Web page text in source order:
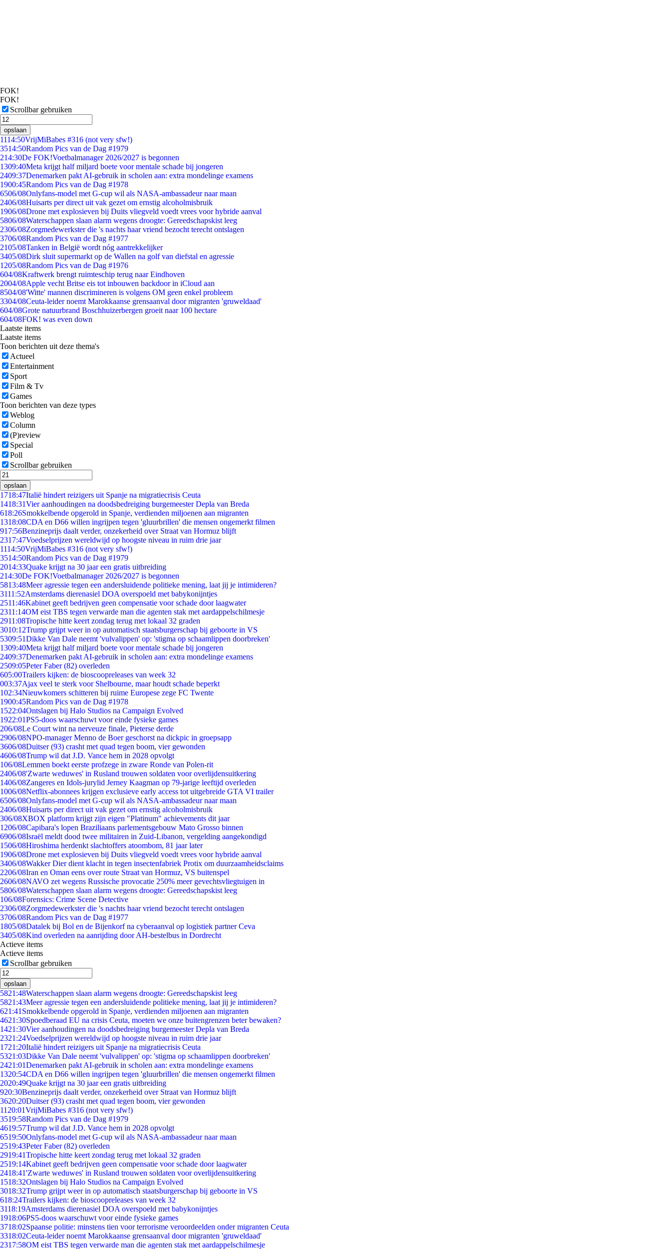
FOK!
FOK!
Scrollbar gebruiken
opslaan
1114:50VrijMiBabes #316 (not very sfw!)
3514:50Random Pics van de Dag #1979
214:30De FOK!Voetbalmanager 2026/2027 is begonnen
1309:40Meta krijgt half miljard boete voor mentale schade bij jongeren
2409:37Denemarken pakt AI-gebruik in scholen aan: extra mondelinge examens
1900:45Random Pics van de Dag #1978
6506/08Onlyfans-model met G-cup wil als NASA-ambassadeur naar maan
2406/08Huisarts per direct uit vak gezet om ernstig alcoholmisbruik
1906/08Drone met explosieven bij Duits vliegveld voedt vrees voor hybride aanval
5806/08Waterschappen slaan alarm wegens droogte: Gereedschapskist leeg
2306/08Zorgmedewerkster die 's nachts haar vriend bezocht terecht ontslagen
3706/08Random Pics van de Dag #1977
2105/08Tanken in België wordt nóg aantrekkelijker
3405/08Dirk sluit supermarkt op de Wallen na golf van diefstal en agressie
1205/08Random Pics van de Dag #1976
604/08Kraftwerk brengt ruimteschip terug naar Eindhoven
2004/08Apple vecht Britse eis tot inbouwen backdoor in iCloud aan
8504/08'Witte' mannen discrimineren is volgens OM geen enkel probleem
3304/08Ceuta-leider noemt Marokkaanse grensaanval door migranten 'gruweldaad'
604/08Grote natuurbrand Boschhuizerbergen groeit naar 100 hectare
604/08FOK! was even down
Laatste items
Laatste items
Toon berichten uit deze thema's
Actueel
Entertainment
Sport
Film & Tv
Games
Toon berichten van deze types
Weblog
Column
(P)review
Special
Poll
Scrollbar gebruiken
opslaan
1718:47Italië hindert reizigers uit Spanje na migratiecrisis Ceuta
1418:31Vier aanhoudingen na doodsbedreiging burgemeester Depla van Breda
618:26Smokkelbende opgerold in Spanje, verdienden miljoenen aan migranten
1318:08CDA en D66 willen ingrijpen tegen 'gluurbrillen' die mensen ongemerkt filmen
917:56Benzineprijs daalt verder, onzekerheid over Straat van Hormuz blijft
2317:47Voedselprijzen wereldwijd op hoogste niveau in ruim drie jaar
1114:50VrijMiBabes #316 (not very sfw!)
3514:50Random Pics van de Dag #1979
2014:33Quake krijgt na 30 jaar een gratis uitbreiding
214:30De FOK!Voetbalmanager 2026/2027 is begonnen
5813:48Meer agressie tegen een andersluidende politieke mening, laat jij je intimideren?
3111:52Amsterdams dierenasiel DOA overspoeld met babykonijntjes
2511:46Kabinet geeft bedrijven geen compensatie voor schade door laagwater
2311:14OM eist TBS tegen verwarde man die agenten stak met aardappelschilmesje
2911:08Tropische hitte keert zondag terug met lokaal 32 graden
3010:12Trump grijpt weer in op automatisch staatsburgerschap bij geboorte in VS
5309:51Dikke Van Dale neemt 'vulvalippen' op: 'stigma op schaamlippen doorbreken'
1309:40Meta krijgt half miljard boete voor mentale schade bij jongeren
2409:37Denemarken pakt AI-gebruik in scholen aan: extra mondelinge examens
2509:05Peter Faber (82) overleden
605:00Trailers kijken: de bioscoopreleases van week 32
003:37Ajax veel te sterk voor Shelbourne, maar houdt schade beperkt
102:34Nieuwkomers schitteren bij ruime Europese zege FC Twente
1900:45Random Pics van de Dag #1978
1522:04Ontslagen bij Halo Studios na Campaign Evolved
1922:01PS5-doos waarschuwt voor einde fysieke games
206/08Le Court wint na nerveuze finale, Pieterse derde
2906/08NPO-manager Menno de Boer geschorst na dickpic in groepsapp
3606/08Duitser (93) crasht met quad tegen boom, vier gewonden
4606/08Trump wil dat J.D. Vance hem in 2028 opvolgt
106/08Lemmen boekt eerste profzege in zware Ronde van Polen-rit
2406/08'Zwarte weduwes' in Rusland trouwen soldaten voor overlijdensuitkering
1406/08Zangeres en Idols-jurylid Jerney Kaagman op 79-jarige leeftijd overleden
1006/08Netflix-abonnees krijgen exclusieve early access tot uitgebreide GTA VI trailer
6506/08Onlyfans-model met G-cup wil als NASA-ambassadeur naar maan
2406/08Huisarts per direct uit vak gezet om ernstig alcoholmisbruik
306/08XBOX platform krijgt zijn eigen "Platinum" achievements dit jaar
1206/08Capibara's lopen Braziliaans parlementsgebouw Mato Grosso binnen
6906/08Israël meldt dood twee militairen in Zuid-Libanon, vergelding aangekondigd
1506/08Hiroshima herdenkt slachtoffers atoombom, 81 jaar later
1906/08Drone met explosieven bij Duits vliegveld voedt vrees voor hybride aanval
3406/08Wakker Dier dient klacht in tegen insectenfabriek Protix om duurzaamheidsclaims
2206/08Iran en Oman eens over route Straat van Hormuz, VS buitenspel
2606/08NAVO zet wegens Russische provocatie 250% meer gevechtsvliegtuigen in
5806/08Waterschappen slaan alarm wegens droogte: Gereedschapskist leeg
106/08Forensics: Crime Scene Detective
2306/08Zorgmedewerkster die 's nachts haar vriend bezocht terecht ontslagen
3706/08Random Pics van de Dag #1977
1805/08Datalek bij Bol en de Bijenkorf na cyberaanval op logistiek partner Ceva
3405/08Kind overleden na aanrijding door AH-bestelbus in Dordrecht
Actieve items
Actieve items
Scrollbar gebruiken
opslaan
5821:48Waterschappen slaan alarm wegens droogte: Gereedschapskist leeg
5821:43Meer agressie tegen een andersluidende politieke mening, laat jij je intimideren?
621:41 Smokkelbende opgerold in Spanje, verdienden miljoenen aan migranten
4621:30Spoedberaad EU na crisis Ceuta, moeten we onze buitengrenzen beter bewaken?
1421:30Vier aanhoudingen na doodsbedreiging burgemeester Depla van Breda
2321:24Voedselprijzen wereldwijd op hoogste niveau in ruim drie jaar
1721:20Italië hindert reizigers uit Spanje na migratiecrisis Ceuta
5321:03Dikke Van Dale neemt 'vulvalippen' op: 'stigma op schaamlippen doorbreken'
2421:01Denemarken pakt AI-gebruik in scholen aan: extra mondelinge examens
1320:54CDA en D66 willen ingrijpen tegen 'gluurbrillen' die mensen ongemerkt filmen
2020:49Quake krijgt na 30 jaar een gratis uitbreiding
920:30Benzineprijs daalt verder, onzekerheid over Straat van Hormuz blijft
3620:20Duitser (93) crasht met quad tegen boom, vier gewonden
11 20:01VrijMiBabes #316 (not very sfw!)
3519:58Random Pics van de Dag #1979
4619:57Trump wil dat J.D. Vance hem in 2028 opvolgt
6519:50Onlyfans-model met G-cup wil als NASA-ambassadeur naar maan
2519:43Peter Faber (82) overleden
2919:41Tropische hitte keert zondag terug met lokaal 32 graden
2519:14Kabinet geeft bedrijven geen compensatie voor schade door laagwater
2418:41'Zwarte weduwes' in Rusland trouwen soldaten voor overlijdensuitkering
1518:32Ontslagen bij Halo Studios na Campaign Evolved
3018:32Trump grijpt weer in op automatisch staatsburgerschap bij geboorte in VS
618:24Trailers kijken: de bioscoopreleases van week 32
3118:19Amsterdams dierenasiel DOA overspoeld met babykonijntjes
1918:06PS5-doos waarschuwt voor einde fysieke games
3718:02Spaanse politie: minstens tien voor terrorisme veroordeelden onder migranten Ceuta
3318:02Ceuta-leider noemt Marokkaanse grensaanval door migranten 'gruweldaad'
2317:58OM eist TBS tegen verwarde man die agenten stak met aardappelschilmesje